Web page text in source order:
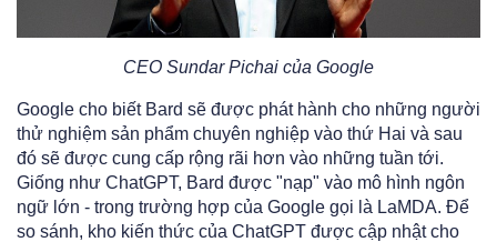
CEO Sundar Pichai của Google
Google cho biết Bard sẽ được phát hành cho những người
thử nghiệm sản phẩm chuyên nghiệp vào thứ Hai và sau
đó sẽ được cung cấp rộng rãi hơn vào những tuần tới.
Giống như ChatGPT, Bard được "nạp" vào mô hình ngôn
ngữ lớn - trong trường hợp của Google gọi là LaMDA. Để
so sánh, kho kiến thức của ChatGPT được cập nhật cho